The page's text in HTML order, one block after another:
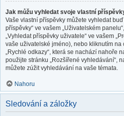
Jak můžu vyhledat svoje vlastní
Vaše vlastní příspěvky můžete vyhledat
příspěvky“ ve vašem „Uživatelském
„Vyhledat příspěvky uživatele“ ve vašem
vaše uživatelské jméno), nebo kliknutím na
„Rychlé odkazy“, která se nachází nahoře
použijte stránku „Rozšířené vyhledávání“,
můžete zúžit vyhledávání na vaše témata.
Nahoru
Sledování a záložky